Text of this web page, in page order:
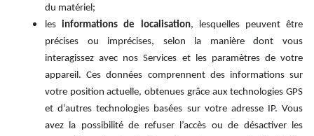
du matériel;
les informations de localisation, lesquelles peuvent être
précises ou imprécises, selon la manière dont vous
interagissez avec nos Services et les paramètres de votre
appareil. Ces données comprennent des informations sur
votre position actuelle, obtenues grâce aux technologies GPS
et d’autres technologies basées sur votre adresse IP. Vous
avez la possibilité de refuser l’accès ou de désactiver les